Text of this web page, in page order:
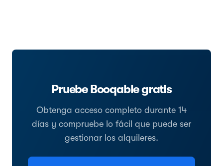
Pruebe Booqable gratis
Obtenga acceso completo durante 14
días y compruebe lo fácil que puede ser
gestionar los alquileres.